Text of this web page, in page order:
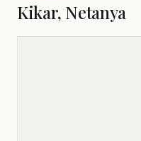
Kikar, Netanya